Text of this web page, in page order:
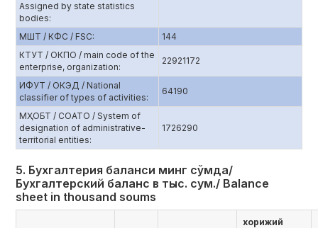
Assigned by state statistics
bodies:
МШТ / КФС / FSC:
144
КТУТ / ОКПО / main code of the
enterprise, organization:
22921172
ИФУТ / ОКЭД / National
classifier of types of activities:
64190
МҲОБТ / СОАТО / System of
designation of administrative-
territorial entities:
1726290
5. Бухгалтерия баланси минг сўмда/
Бухгалтерский баланс в тыс. сум./ Balance
sheet in thousand soums
хорижий